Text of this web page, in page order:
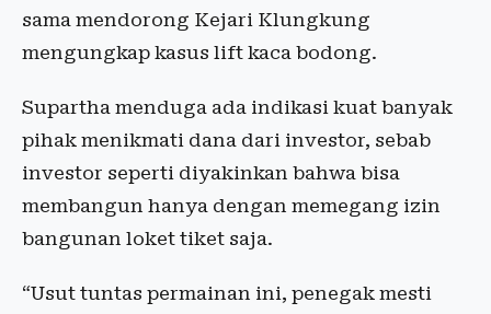
sama mendorong Kejari Klungkung
mengungkap kasus lift kaca bodong.
Supartha menduga ada indikasi kuat banyak
pihak menikmati dana dari investor, sebab
investor seperti diyakinkan bahwa bisa
membangun hanya dengan memegang izin
bangunan loket tiket saja.
“Usut tuntas permainan ini, penegak mesti